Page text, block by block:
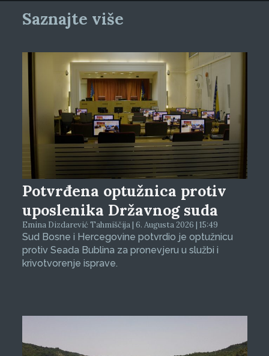
Saznajte više
Potvrđena optužnica protiv
uposlenika Državnog suda
Emina Dizdarević Tahmiščija | 6. Augusta 2026 | 15:49
Sud Bosne i Hercegovine potvrdio je optužnicu
protiv Seada Bublina za pronevjeru u službi i
krivotvorenje isprave.